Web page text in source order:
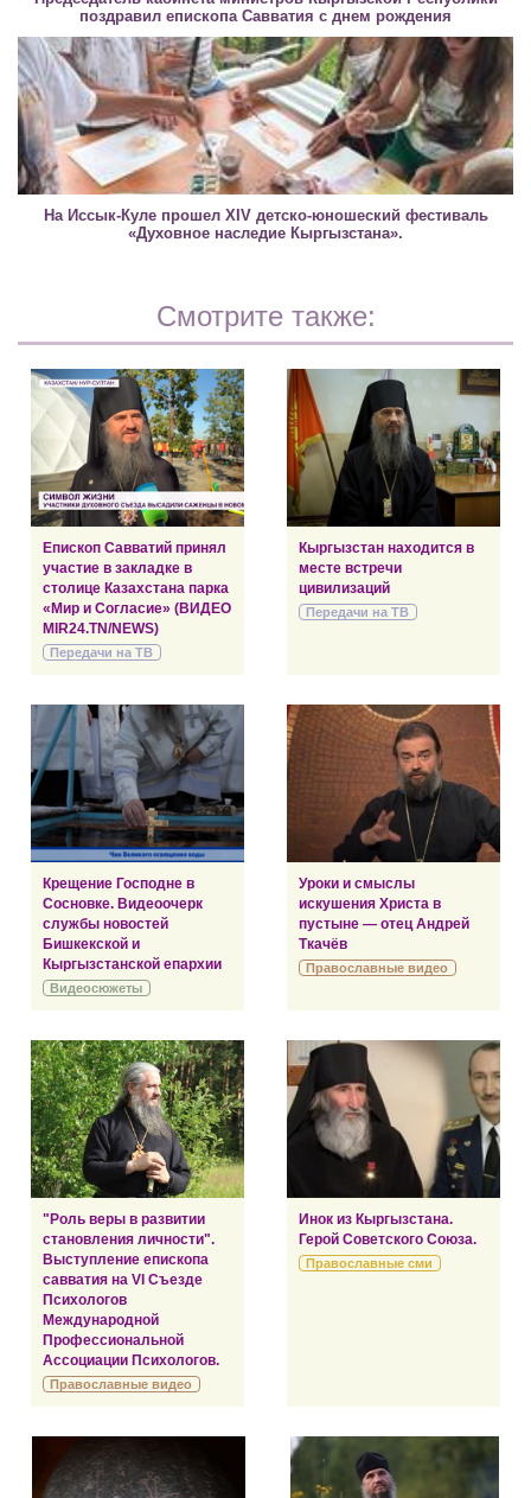
поздравил епископа Савватия с днем рождения
На Иссык-Куле прошел XIV детско-юношеский фестиваль
«Духовное наследие Кыргызстана».
Смотрите также:
Епископ Савватий принял
участие в закладке в
столице Казахстана парка
«Мир и Согласие» (ВИДЕО
MIR24.TN/NEWS)
Передачи на ТВ
Кыргызстан находится в
месте встречи
цивилизаций
Передачи на ТВ
Крещение Господне в
Сосновке. Видеоочерк
службы новостей
Бишкекской и
Кыргызстанской епархии
Видеосюжеты
Уроки и смыслы
искушения Христа в
пустыне — отец Андрей
Ткачёв
Православные видео
"Роль веры в развитии
становления личности".
Выступление епископа
савватия на VI Съезде
Психологов
Международной
Профессиональной
Ассоциации Психологов.
Православные видео
Инок из Кыргызстана.
Герой Советского Союза.
Православные сми